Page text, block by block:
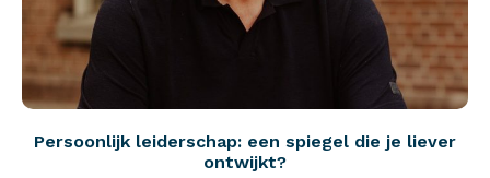
Persoonlijk leiderschap: een spiegel die je liever
ontwijkt?